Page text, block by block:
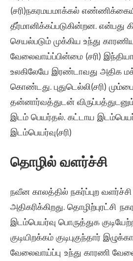
(சரி)நகரமயமாக்கல்
தீர்மானிக்கப்படுகின்றன.என்பது
செயல்படும் முக்கிய உந்து
வேலைவாய்ப்பின்மை (சரி)
உலகிலேயே இரண்டாவது
கொண்டது.புதுடெல்லி(சரி) மு
தன்னார்வத்துடன் விருப்பத்துடனும்
இடம் பெயர்தல்.கட்டாய
இடம்பெயர்வு(சரி)
தொழில் வளர்ச்சி
நவீன காலத்தில் நகர்ப்புற
அதிகரிக்கிறது.தொழிற்புரட்சி
இடம்பெயர்வுபொருத்துக
குடியிறக்கம் குடிபுகுந்தார்
வேலைவாய்ப்பு உந்து காரணி